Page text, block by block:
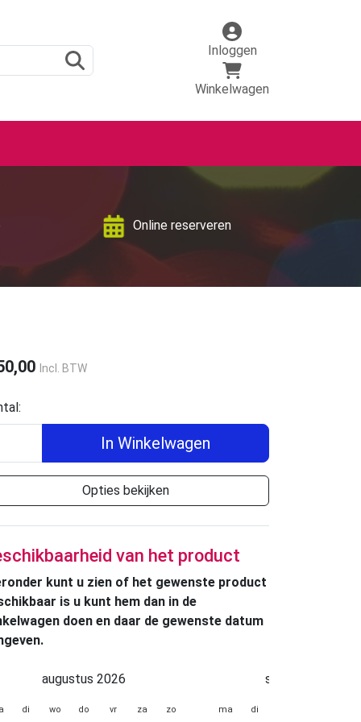
Inloggen
Winkelwagen
Online reserveren
Incl. BTW
In Winkelwagen
Opties bekijken
van het product
kunt u zien of het gewenste product
is u kunt hem dan in de
doen en daar de gewenste datum
augustus 2026
di wo do vr za zo
september 2026
ma di